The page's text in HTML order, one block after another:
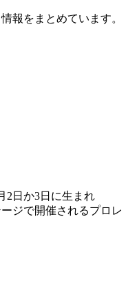
報をまとめています。
2日か3日に生まれ
ジで開催されるプロレ